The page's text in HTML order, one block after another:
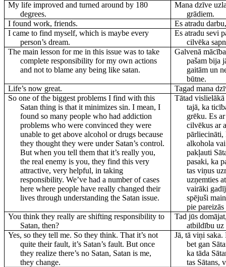
My life improved and turned around by 180
degrees.
Mana dzīve
grādiem.
I found work, friends.
Es atradu
I came to find myself, which is maybe every
person’s dream.
Es atradu sevi
cilvēka
The main lesson for me in this issue was to take
complete responsibility for my own actions
and not to blame any being like satan.
Galvenā
pašam bija
gaitām un
būtne.
Life’s now great.
Tagad mana
So one of the biggest problems I find with this
Satan thing is that it minimizes sin. I mean, I
found so many people who had addiction
problems who were convinced they were
unable to get above alcohol or drugs because
they thought they were under Satan’s control.
But when you tell them that it’s really you,
the real enemy is you, they find this very
attractive, very helpful, in taking
responsibility. We’ve had a number of cases
here where people have really changed their
lives through understanding the Satan issue.
Tātad
tajā, ka
grēku. Es
cilvēkus ar
pārliecināti,
alkohola
pakļauti
pasaki, ka
tas viņus
uzņemties
vairāki
spējuši
pie
You think they really are shifting responsibility to
Satan, then?
Tad jūs
atbildību uz
Yes, so they tell me. So they think. That it’s not
quite their fault, it’s Satan’s fault. But once
they realize there’s no Satan, Satan is me,
they change.
Jā, tā viņi
bet gan
ka tāda
tas Sātans,